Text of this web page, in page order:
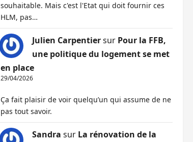
souhaitable. Mais c'est l'Etat qui doit fournir ces
HLM, pas…
Julien Carpentiersur Pour la FFB,
une politique du logement se met
en place
29/04/2026
Ça fait plaisir de voir quelqu’un qui assume de ne
pas tout savoir.
Sandra sur La rénovation de la